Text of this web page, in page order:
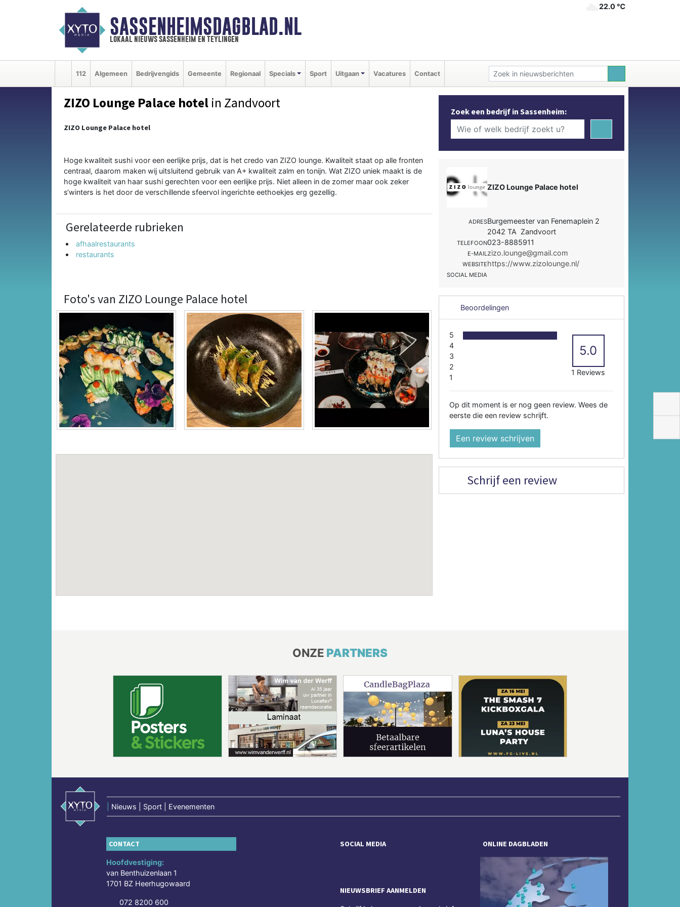
SASSENHEIMSDAGBLAD.NL
lokaal nieuws sassenheim en teylingen
22.0 ℃
112 Algemeen Bedrijvengids Gemeente Regionaal Specials Sport Uitgaan Vacatures Contact
ZIZO Lounge Palace hotel in Zandvoort
ZIZO Lounge Palace hotel
Hoge kwaliteit sushi voor een eerlijke prijs, dat is het credo van ZIZO lounge. Kwaliteit staat op alle fronten
centraal, daarom maken wij uitsluitend gebruik van A+ kwaliteit zalm en tonijn. Wat ZIZO uniek maakt is de
hoge kwaliteit van haar sushi gerechten voor een eerlijke prijs. Niet alleen in de zomer maar ook zeker
s‘winters is het door de verschillende sfeervol ingerichte eethoekjes erg gezellig.
Gerelateerde rubrieken
afhaalrestaurants
restaurants
Foto's van ZIZO Lounge Palace hotel
Zoek een bedrijf in Sassenheim:
ZIZO Lounge Palace hotel
ADRESBurgemeester van Fenemaplein 2
2042 TA Zandvoort
TELEFOON023-8885911
E-MAILzizo.lounge@gmail.com
WEBSITEhttps://www.zizolounge.nl/
SOCIAL MEDIA
Beoordelingen
5
4
3
2
1
5.0
1 Reviews
Op dit moment is er nog geen review. Wees de
eerste die een review schrijft.
Een review schrijven
Schrijf een review
ONZE PARTNERS
Nieuws | Sport | Evenementen
CONTACT
Hoofdvestiging:
van Benthuizenlaan 1
1701 BZ Heerhugowaard
072 8200 600
SOCIAL MEDIA
NIEUWSBRIEF AANMELDEN
ONLINE DAGBLADEN